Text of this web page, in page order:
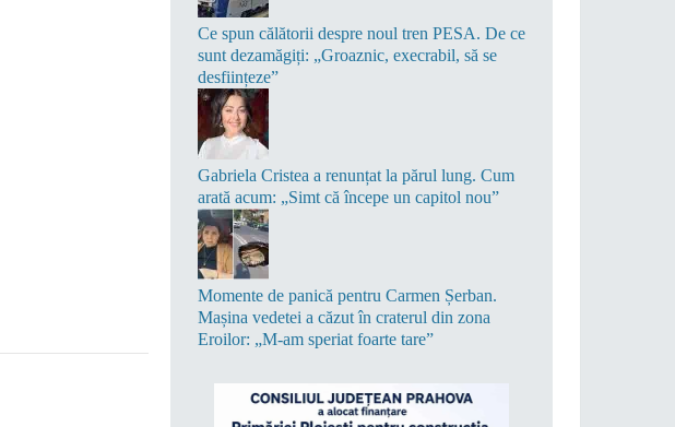
Ce spun călătorii despre noul tren PESA. De ce
sunt dezamăgiți: „Groaznic, execrabil, să se
desființeze”
Gabriela Cristea a renunțat la părul lung. Cum
arată acum: „Simt că începe un capitol nou”
Momente de panică pentru Carmen Șerban.
Mașina vedetei a căzut în craterul din zona
Eroilor: „M-am speriat foarte tare”